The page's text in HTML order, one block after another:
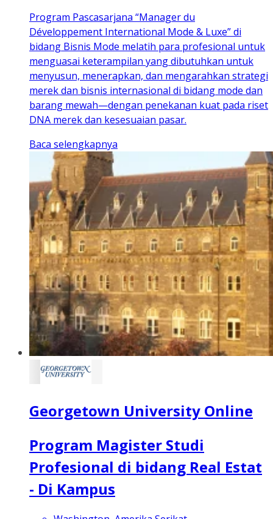
Program Pascasarjana “Manager du
Développement International Mode & Luxe” di
bidang Bisnis Mode melatih para profesional untuk
menguasai keterampilan yang dibutuhkan untuk
menyusun, menerapkan, dan mengarahkan strategi
merek dan bisnis internasional di bidang mode dan
barang mewah—dengan penekanan kuat pada riset
DNA merek dan kesesuaian pasar.
Baca selengkapnya
Georgetown University Online
Program Magister Studi
Profesional di bidang Real Estat
- Di Kampus